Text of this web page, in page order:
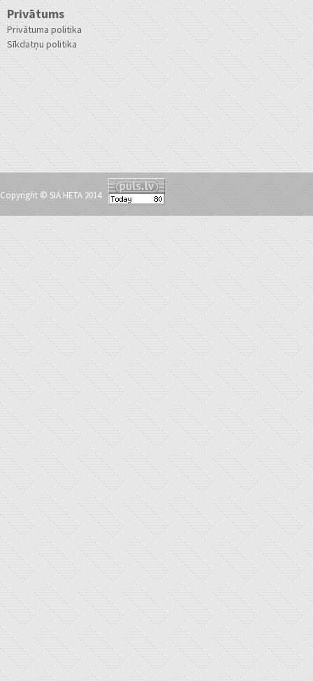
Privātums
Privātuma politika
Sīkdatņu politika
Copyright © SIA HETA 2014